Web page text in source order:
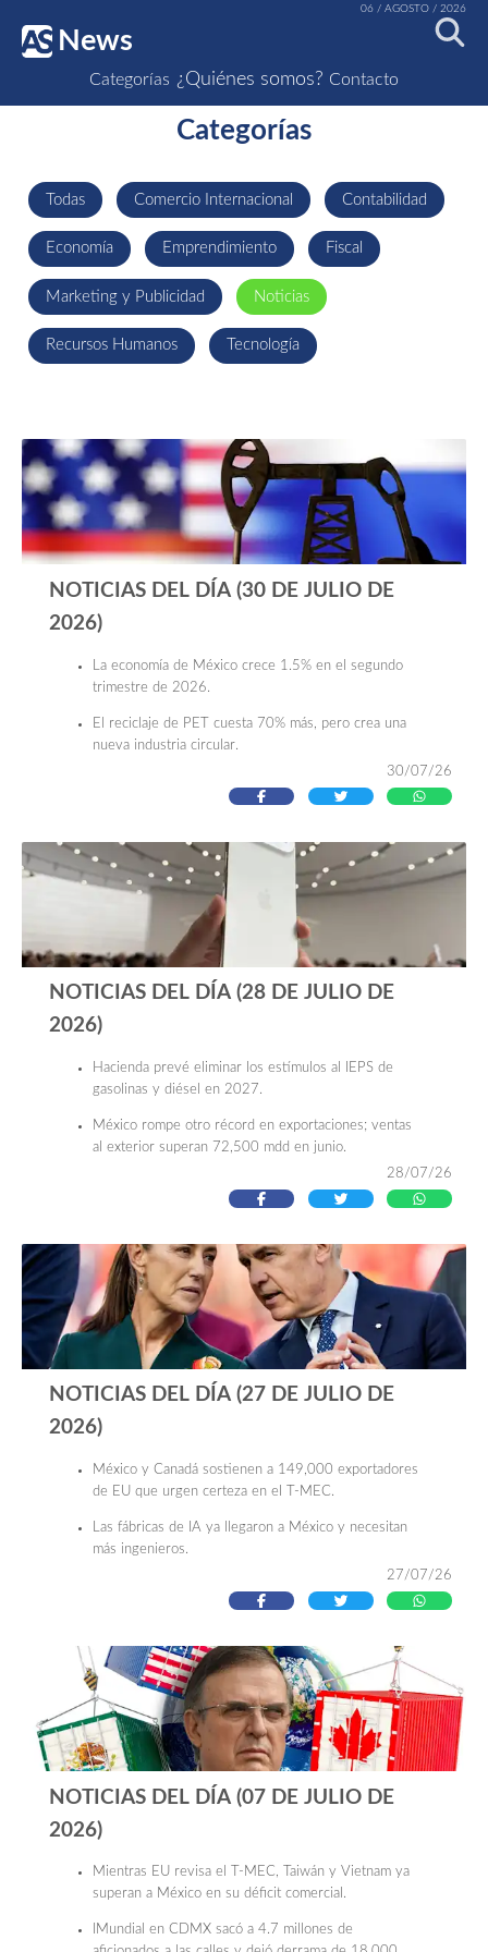
06 / AGOSTO / 2026
News
Categorías ¿Quiénes somos? Contacto
Categorías
Todas Comercio Internacional Contabilidad
Economía Emprendimiento Fiscal
Marketing y Publicidad Noticias
Recursos Humanos Tecnología
NOTICIAS DEL DÍA (30 DE JULIO DE
2026)
La economía de México crece 1.5% en el segundo
trimestre de 2026.
El reciclaje de PET cuesta 70% más, pero crea una
nueva industria circular.
30/07/26
NOTICIAS DEL DÍA (28 DE JULIO DE
2026)
Hacienda prevé eliminar los estímulos al IEPS de
gasolinas y diésel en 2027.
México rompe otro récord en exportaciones; ventas
al exterior superan 72,500 mdd en junio.
Sanborns crece en ventas, pero su utilidad cae 6%
por mayores gastos operativos.
opciones similares hay en México?.
28/07/26
NOTICIAS DEL DÍA (27 DE JULIO DE
2026)
México y Canadá sostienen a 149,000 exportadores
de EU que urgen certeza en el T-MEC.
Las fábricas de IA ya llegaron a México y necesitan
más ingenieros.
inversiones en CetesDirecto.
empresarios que ahora van por La Casa de Toño.
27/07/26
NOTICIAS DEL DÍA (07 DE JULIO DE
2026)
Mientras EU revisa el T-MEC, Taiwán y Vietnam ya
superan a México en su déficit comercial.
IMundial en CDMX sacó a 4.7 millones de